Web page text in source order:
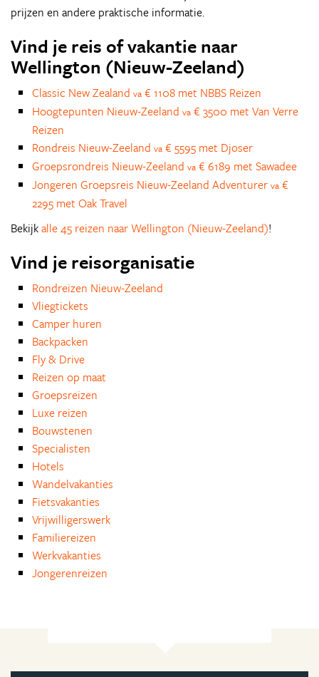
prijzen en andere praktische informatie.
Vind je reis of vakantie naar
Wellington (Nieuw-Zeeland)
Classic New Zealand va € 1108 met NBBS Reizen
Hoogtepunten Nieuw-Zeeland va € 3500 met Van Verre
Reizen
Rondreis Nieuw-Zeeland va € 5595 met Djoser
Groepsrondreis Nieuw-Zeeland va € 6189 met Sawadee
Jongeren Groepsreis Nieuw-Zeeland Adventurer va €
2295 met Oak Travel
Bekijkalle 45 reizen naar Wellington (Nieuw-Zeeland)!
Vind je reisorganisatie
Rondreizen Nieuw-Zeeland
Vliegtickets
Camper huren
Backpacken
Fly & Drive
Reizen op maat
Groepsreizen
Luxe reizen
Bouwstenen
Specialisten
Hotels
Wandelvakanties
Fietsvakanties
Vrijwilligerswerk
Familiereizen
Werkvakanties
Jongerenreizen